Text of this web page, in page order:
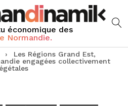
économique des
Normandie.
›
Les Régions Grand Est,
engagées collectivement